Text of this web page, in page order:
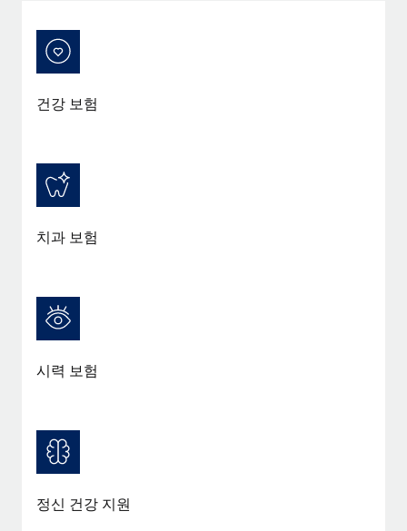
채용을 확장한 방법
니다. 그러나 대부분의 회사들은 그렇게 높은 품질의...
자세히 알아보기
건강 보험
치과 보험
시력 보험
정신 건강 지원